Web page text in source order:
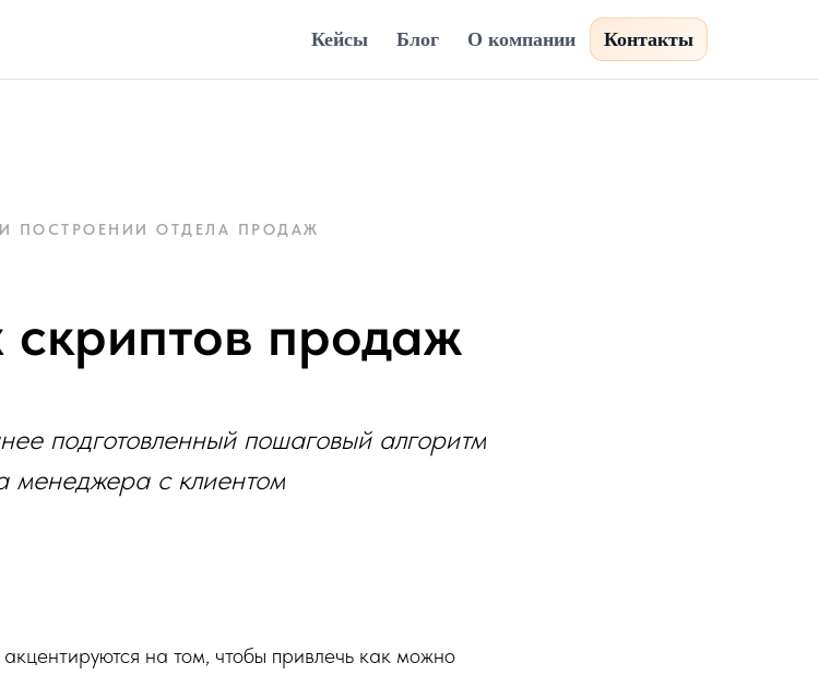
Кейсы Блог О компании Контакты
ПОСТРОЕНИИ ОТДЕЛА ПРОДАЖ
продаж
подготовленный пошаговый алгоритм
менеджера с клиентом
на том, чтобы привлечь как можно